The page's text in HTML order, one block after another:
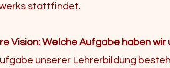
stattfindet.
Vision: Welche Aufgabe haben wir
unserer Lehrerbildung